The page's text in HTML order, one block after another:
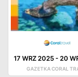
17 WRZ 2025- 20
GAZETKA CORAL